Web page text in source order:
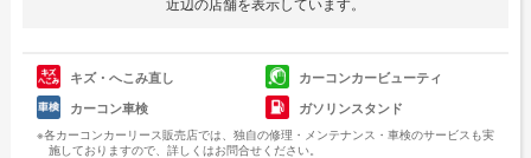
キズ・へこみ直し
カーコンカービューティ
カーコン車検
ガソリンスタンド
※各カーコンカーリース販売店では、独自の修理・メンテナンス・車検のサービスも実
施しておりますので、詳しくはお問合せください。